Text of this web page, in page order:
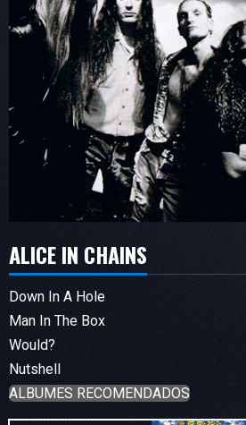
ALICE IN CHAINS
Down In A Hole
Man In The Box
Would?
Nutshell
ALBUMES RECOMENDADOS